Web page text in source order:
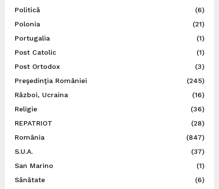
Politică
(6)
Polonia
(21)
Portugalia
(1)
Post Catolic
(1)
Post Ortodox
(3)
Preşedinţia României
(245)
Război, Ucraina
(16)
Religie
(36)
REPATRIOT
(28)
România
(847)
S.U.A.
(37)
San Marino
(1)
Sănătate
(6)